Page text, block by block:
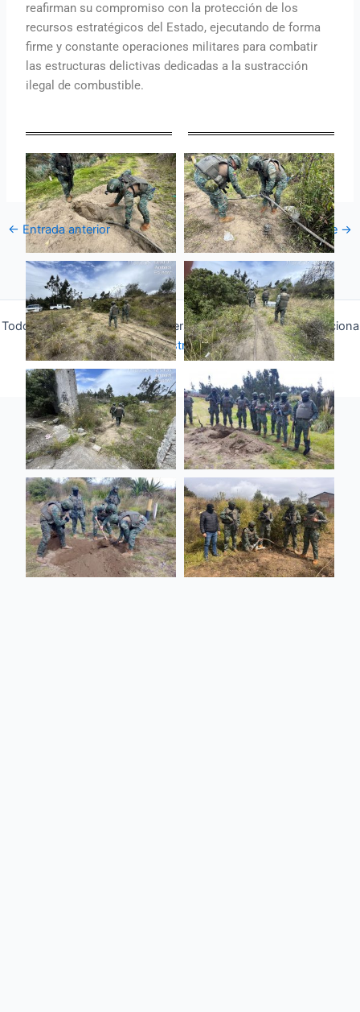
reafirman su compromiso con la protección de los
recursos estratégicos del Estado, ejecutando de forma
firme y constante operaciones militares para combatir
las estructuras delictivas dedicadas a la sustracción
ilegal de combustible.
← Entrada anterior Entrada siguiente →
Todos los derechos © 2026 Fuerza Aérea Ecuatoriana | Funciona
gracias aTema Astra para WordPress